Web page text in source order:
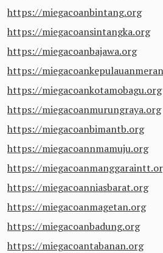
https://miegacoanbintang.org
https://miegacoansintangka.org
https://miegacoanbajawa.org
https://
https://miegacoankotamobagu.org
https://miegacoanmurungraya.org
https://miegacoanbimantb.org
https://miegacoannmamuju.org
https://
https://miegacoanniasbarat.org
https://miegacoanmagetan.org
https://miegacoanbadung.org
https://miegacoantabanan.org